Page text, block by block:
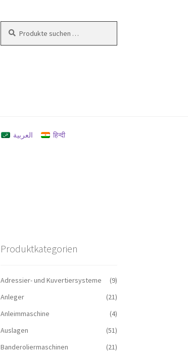
nach:
العربية
हिन्दी
Produktkategorien
Adressier- und Kuvertiersysteme
(9)
Anleger
(21)
Anleimmaschine
(4)
Auslagen
(51)
Banderoliermaschinen
(21)